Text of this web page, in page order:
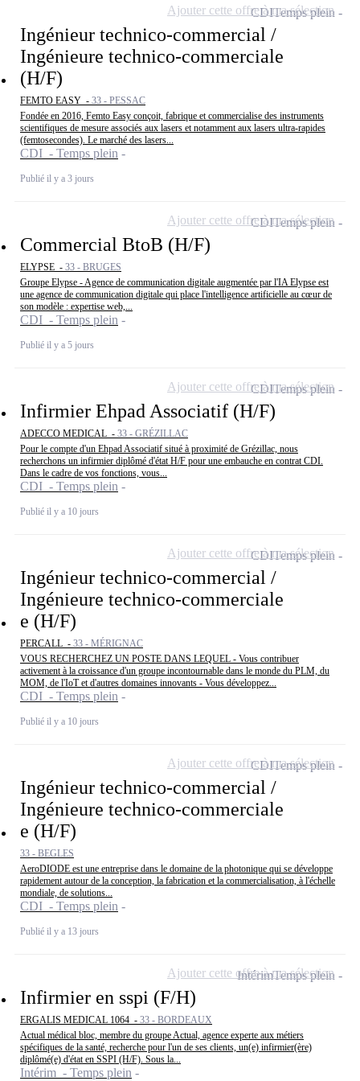
Ingénieur technico-commercial /
Ingénieure technico-commerciale
(H/F)
FEMTO EASY - 33 - PESSAC
Fondée en 2016, Femto Easy conçoit, fabrique et commercialise des instruments
scientifiques de mesure associés aux lasers et notamment aux lasers ultra-rapides
(femtosecondes). Le marché des lasers...
CDI - Temps plein
Publié il y a 3 jours
CDITemps plein
Ajouter cette offre à ma sélection
Commercial BtoB (H/F)
ELYPSE - 33 - BRUGES
Groupe Elypse - Agence de communication digitale augmentée par l'IA Elypse est
une agence de communication digitale qui place l'intelligence artificielle au cœur de
son modèle : expertise web,...
CDI - Temps plein
Publié il y a 5 jours
CDITemps plein
Ajouter cette offre à ma sélection
Infirmier Ehpad Associatif (H/F)
ADECCO MEDICAL - 33 - GRÉZILLAC
Pour le compte d'un Ehpad Associatif situé à proximité de Grézillac, nous
recherchons un infirmier diplômé d'état H/F pour une embauche en contrat CDI.
Dans le cadre de vos fonctions, vous...
CDI - Temps plein
Publié il y a 10 jours
CDITemps plein
Ajouter cette offre à ma sélection
Ingénieur technico-commercial /
Ingénieure technico-commerciale
e (H/F)
PERCALL - 33 - MÉRIGNAC
VOUS RECHERCHEZ UN POSTE DANS LEQUEL - Vous contribuer
activement à la croissance d'un groupe incontournable dans le monde du PLM, du
MOM, de l'IoT et d'autres domaines innovants - Vous développez...
CDI - Temps plein
Publié il y a 10 jours
CDITemps plein
Ajouter cette offre à ma sélection
Ingénieur technico-commercial /
Ingénieure technico-commerciale
e (H/F)
33 - BEGLES
AeroDIODE est une entreprise dans le domaine de la photonique qui se développe
rapidement autour de la conception, la fabrication et la commercialisation, à l'échelle
mondiale, de solutions...
CDI - Temps plein
Publié il y a 13 jours
CDITemps plein
Ajouter cette offre à ma sélection
Infirmier en sspi (F/H)
ERGALIS MEDICAL 1064 - 33 - BORDEAUX
Actual médical bloc, membre du groupe Actual, agence experte aux métiers
spécifiques de la santé, recherche pour l'un de ses clients, un(e) infirmier(ère)
diplômé(e) d'état en SSPI (H/F). Sous la...
Intérim - Temps plein
IntérimTemps plein
Ajouter cette offre à ma sélection